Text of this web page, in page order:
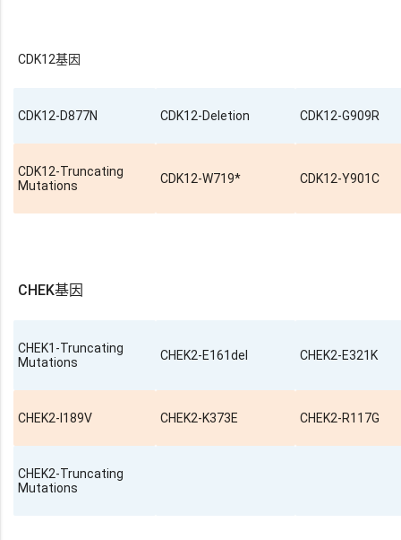
CDK12基因
CDK12-D877N CDK12-Deletion CDK12-G909R
CDK12-Truncating
Mutations
CDK12-W719* CDK12-Y901C
CHEK基因
CHEK1-Truncating
Mutations
CHEK2-E161del CHEK2-E321K
CHEK2-I189V CHEK2-K373E CHEK2-R117G
CHEK2-Truncating
Mutations